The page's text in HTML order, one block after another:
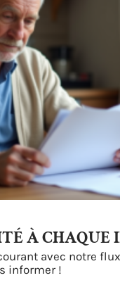
À CHAQUE
avec notre
informer !